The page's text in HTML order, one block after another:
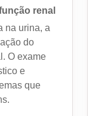
renal
na urina, a
do
O exame
e
que